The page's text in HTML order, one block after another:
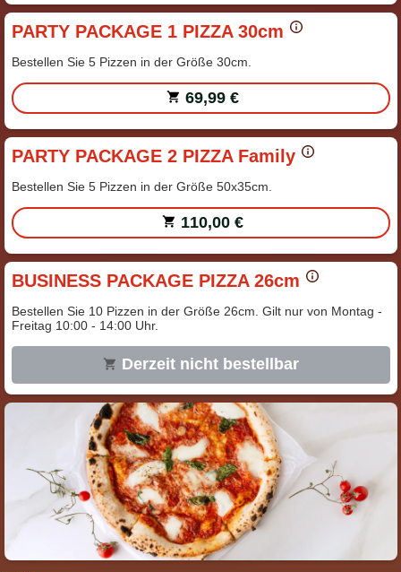
PARTY PACKAGE 1 PIZZA 30cm
Bestellen Sie 5 Pizzen in der Größe 30cm.
69,99 €
PARTY PACKAGE 2 PIZZA Family
Bestellen Sie 5 Pizzen in der Größe 50x35cm.
110,00 €
BUSINESS PACKAGE PIZZA 26cm
Bestellen Sie 10 Pizzen in der Größe 26cm. Gilt nur von Montag -
Freitag 10:00 - 14:00 Uhr.
Derzeit nicht bestellbar